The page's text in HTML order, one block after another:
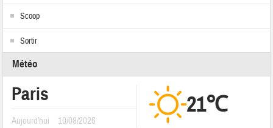
Scoop
Sortir
Météo
Paris
Aujourd'hui 10/08/2026
21℃